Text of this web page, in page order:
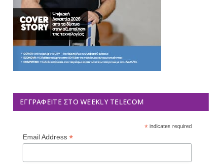
ΕΓΓΡΑΦΕΊΤΕ ΣΤΟ WEEKLY TELECOM
*indicates required
Email Address *